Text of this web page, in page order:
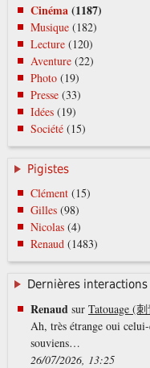
Cinéma(1187)
Musique (182)
Lecture (120)
Aventure (22)
Photo (19)
Presse (33)
Idées (19)
Société (15)
Pigistes
Clément(15)
Gilles(98)
Nicolas(4)
Renaud(1483)
Dernières interactions
Renaudsur Tatouage (
Ah, très étrange oui
souviens…
26/07/2026, 13:25